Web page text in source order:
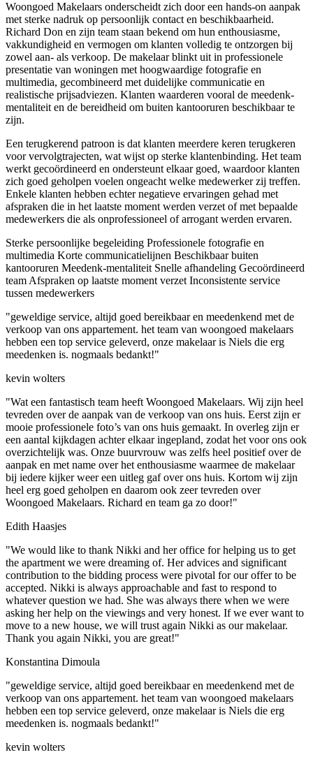
Woongoed Makelaars onderscheidt zich door een hands-on aanpak
met sterke nadruk op persoonlijk contact en beschikbaarheid.
Richard Don en zijn team staan bekend om hun enthousiasme,
vakkundigheid en vermogen om klanten volledig te ontzorgen bij
zowel aan- als verkoop. De makelaar blinkt uit in professionele
presentatie van woningen met hoogwaardige fotografie en
multimedia, gecombineerd met duidelijke communicatie en
realistische prijsadviezen. Klanten waarderen vooral de meedenk-
mentaliteit en de bereidheid om buiten kantooruren beschikbaar te
zijn.
Een terugkerend patroon is dat klanten meerdere keren terugkeren
voor vervolgtrajecten, wat wijst op sterke klantenbinding. Het team
werkt gecoördineerd en ondersteunt elkaar goed, waardoor klanten
zich goed geholpen voelen ongeacht welke medewerker zij treffen.
Enkele klanten hebben echter negatieve ervaringen gehad met
afspraken die in het laatste moment werden verzet of met bepaalde
medewerkers die als onprofessioneel of arrogant werden ervaren.
Sterke persoonlijke begeleiding Professionele fotografie en
multimedia Korte communicatielijnen Beschikbaar buiten
kantooruren Meedenk-mentaliteitSnelle afhandeling Gecoördineerd
teamAfspraken op laatste moment verzetInconsistente service
tussen medewerkers
"geweldige service, altijd goed bereikbaar en meedenkend met de
verkoop van ons appartement. het team van woongoed makelaars
hebben een top service geleverd, onze makelaar is Niels die erg
meedenken is. nogmaals bedankt!"
kevin wolters
"Wat een fantastisch team heeft Woongoed Makelaars. Wij zijn heel
tevreden over de aanpak van de verkoop van ons huis. Eerst zijn er
mooie professionele foto’s van ons huis gemaakt. In overleg zijn er
een aantal kijkdagen achter elkaar ingepland, zodat het voor ons ook
overzichtelijk was. Onze buurvrouw was zelfs heel positief over de
aanpak en met name over het enthousiasme waarmee de makelaar
bij iedere kijker weer een uitleg gaf over ons huis. Kortom wij zijn
heel erg goed geholpen en daarom ook zeer tevreden over
Woongoed Makelaars. Richard en team ga zo door!"
Edith Haasjes
"We would like to thank Nikki and her office for helping us to get
the apartment we were dreaming of. Her advices and significant
contribution to the bidding process were pivotal for our offer to be
accepted. Nikki is always approachable and fast to respond to
whatever question we had. She was always there when we were
asking her help on the viewings and very honest. If we ever want to
move to a new house, we will trust again Nikki as our makelaar.
Thank you again Nikki, you are great!"
Konstantina Dimoula
"geweldige service, altijd goed bereikbaar en meedenkend met de
verkoop van ons appartement. het team van woongoed makelaars
hebben een top service geleverd, onze makelaar is Niels die erg
meedenken is. nogmaals bedankt!"
kevin wolters